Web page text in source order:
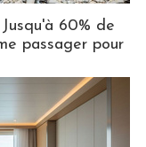
60% de
passager pour